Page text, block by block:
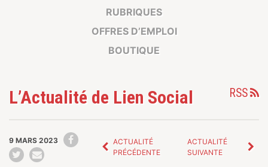
RUBRIQUES
OFFRES D’EMPLOI
BOUTIQUE
L’Actualité de Lien Social RSS
9 MARS 2023
ACTUALITÉ
PRÉCÉDENTE
ACTUALITÉ
SUIVANTE